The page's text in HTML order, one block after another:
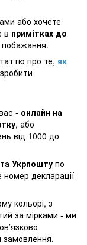
або хочете
в примітках до
побажання.
про те, як
- онлайн на
, або
від 1000 до
та Укрпошту по
номер декларації
кольорі, з
за мірками - ми
замовлення.